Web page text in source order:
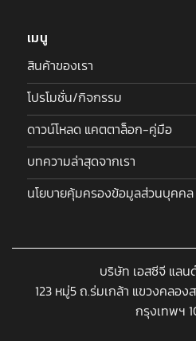
เมนู
สินค้าของเรา
โปรโมชั่น/กิจกรรม
ดาวน์โหลด แคตตาล็อก-คู่มือ
บทความล่าสุดจากเรา
นโยบายคุ้มครองข้อมูลส่วนบุคคล
บริษัท เอสซีจี แลน
123 หมู่5 ถ.ร่มเกล้า แขวงคลอง
กรุงเทพฯ